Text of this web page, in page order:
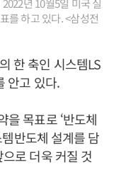
를 하고 있다. <삼성전
한 축인 시스템LS
안고 있다.
을 목표로 ‘반도체
반도체 설계를 담
로 더욱 커질 것